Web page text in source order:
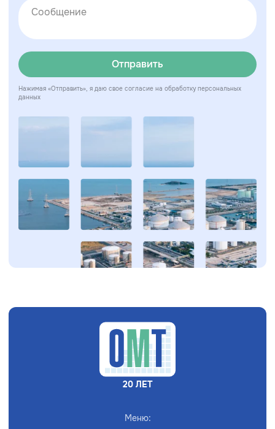
Отправить
Нажимая «Отправить», я даю свое согласие на обработку персональных
данных
20 ЛЕТ
Меню: